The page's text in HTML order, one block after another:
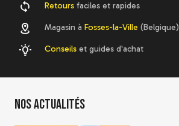
Retours faciles et rapides
Magasin à Fosses-la-Ville (Belgique)
Conseils et guides d'achat
Nos actualités